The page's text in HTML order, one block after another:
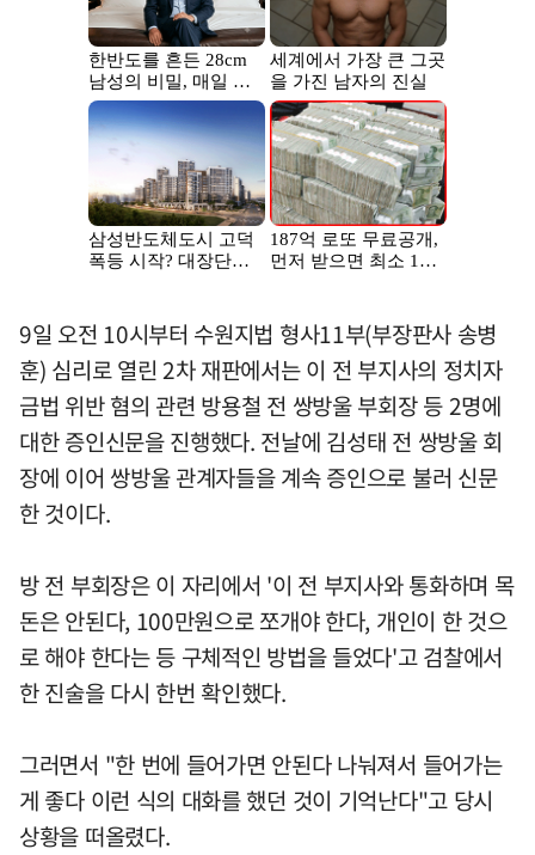
9일 오전 10시부터 수원지법 형사11부(부장판사 송병
훈) 심리로 열린 2차 재판에서는 이 전 부지사의 정치자
금법 위반 혐의 관련 방용철 전 쌍방울 부회장 등 2명에
대한 증인신문을 진행했다. 전날에 김성태 전 쌍방울 회
장에 이어 쌍방울 관계자들을 계속 증인으로 불러 신문
한 것이다.
방 전 부회장은 이 자리에서 '이 전 부지사와 통화하며 목
돈은 안된다, 100만원으로 쪼개야 한다, 개인이 한 것으
로 해야 한다는 등 구체적인 방법을 들었다'고 검찰에서
한 진술을 다시 한번 확인했다.
그러면서 "한 번에 들어가면 안된다 나눠져서 들어가는
게 좋다 이런 식의 대화를 했던 것이 기억난다"고 당시
상황을 떠올렸다.